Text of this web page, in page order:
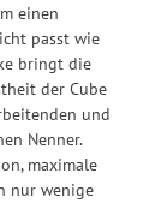
einen
passt wie
bringt die
der Cube
und
Nenner.
maximale
nur wenige